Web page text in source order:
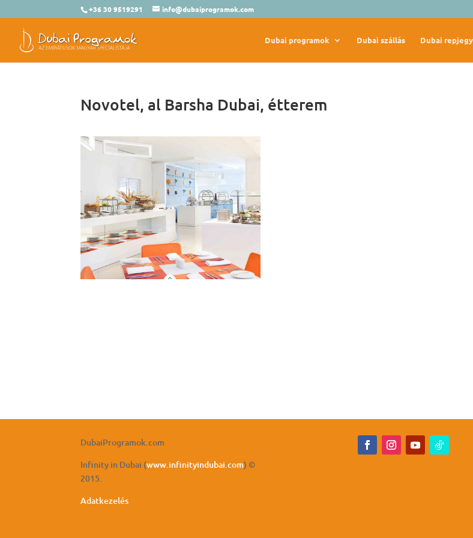
+36 30 9519291 info@dubaiprogramok.com
Dubai programok Dubai szállás Dubai repjegy
Novotel, al Barsha Dubai, étterem
DubaiProgramok.com
Infinity in Dubai (www.infinityindubai.com) ©
2015.
Adatkezelés